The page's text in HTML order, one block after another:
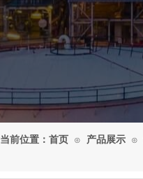
首页 ⊙ 产品展示 ⊙
当前位置：